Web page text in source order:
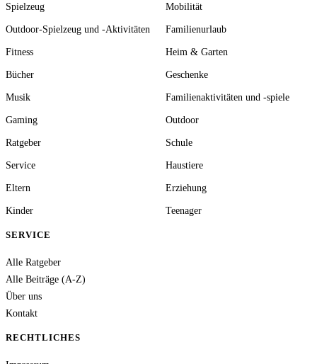
Spielzeug Mobilität
Outdoor-Spielzeug und -Aktivitäten Familienurlaub
Fitness Heim & Garten
Bücher Geschenke
Musik Familienaktivitäten und -spiele
Gaming Outdoor
Ratgeber Schule
Service Haustiere
Eltern Erziehung
Kinder Teenager
SERVICE
Alle Ratgeber
Alle Beiträge (A-Z)
Über uns
Kontakt
RECHTLICHES